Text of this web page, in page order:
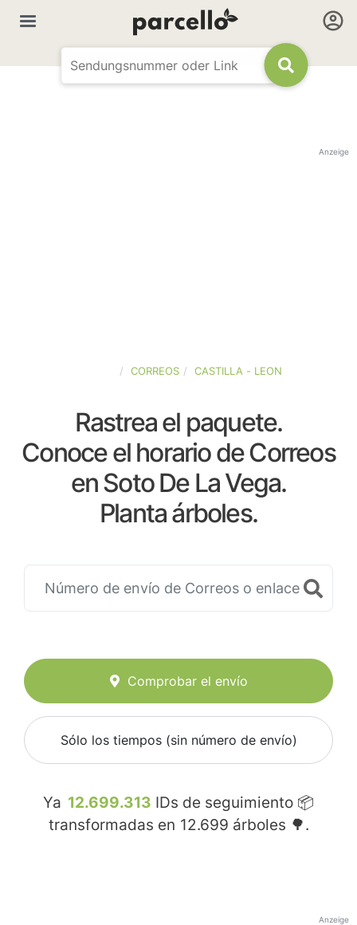
Anzeige
CORREOS CASTILLA - LEON
Rastrea el paquete.
Conoce el horario de Correos
en Soto De La Vega.
Planta árboles.
Comprobar el envío
Sólo los tiempos (sin número de envío)
Ya 12.699.313 IDs de seguimiento 📦
transformadas en 12.699 árboles 🌳.
Anzeige